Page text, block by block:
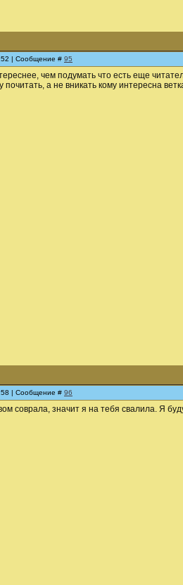
| Сообщение # 95
чем подумать что есть еще
почитать, а не вникать кому интересна
| Сообщение # 96
соврала, значит я на тебя свалила. Я